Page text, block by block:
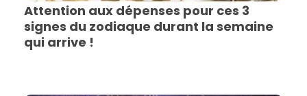
Attention aux dépenses pour ces 3
signes du zodiaque durant la semaine
qui arrive !